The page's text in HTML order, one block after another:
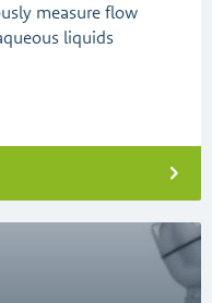
measure flow
liquids